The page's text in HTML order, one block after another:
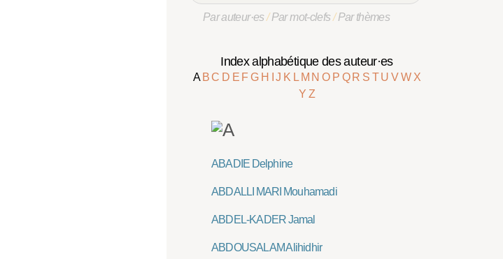
Par auteur·es/Par mot-clefs/Par thèmes
Index alphabétique des auteur·es
A BC D E FG H IJ K L M NO P Q R S TUVW X
Y Z
ABADIE Delphine
ABDALLI MARI Mouhamadi
ABDEL-KADER Jamal
ABDOUSALAM Alihidhir